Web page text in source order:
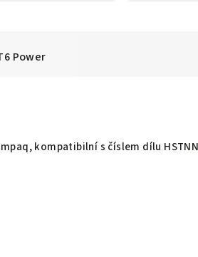
Power
kompatibilní s číslem dílu